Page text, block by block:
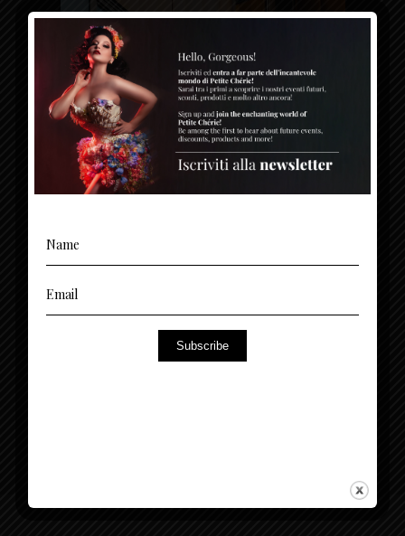
Aprile 4, 2022 Uncategorized
ARTICOLO BURLESQUE
Lorem ipsum dolor sit amet, consectetur
ut
Subscribe